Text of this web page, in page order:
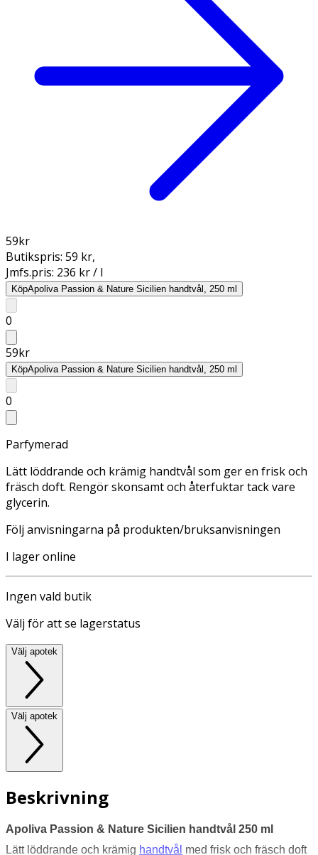
59kr
Butikspris: 59 kr,
Jmfs.pris: 236 kr / l
KöpApoliva Passion & Nature Sicilien handtvål, 250 ml
0
59kr
KöpApoliva Passion & Nature Sicilien handtvål, 250 ml
0
Parfymerad
Lätt löddrande och krämig handtvål som ger en frisk och
fräsch doft. Rengör skonsamt och återfuktar tack vare
glycerin.
Följ anvisningarna på produkten/bruksanvisningen
I lager online
Ingen vald butik
Välj för att se lagerstatus
Välj apotek
Välj apotek
Beskrivning
Apoliva Passion & Nature Sicilien handtvål 250 ml
Lätt löddrande och krämig handtvål med frisk och fräsch doft